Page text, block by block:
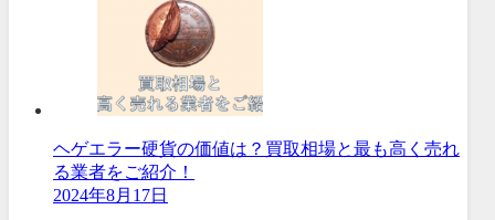
ヘゲエラー硬貨の価値は？買取相場と最も高く売れ
る業者をご紹介！
2024年8月17日